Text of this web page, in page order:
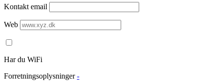
Kontakt email
Web
Har du WiFi
Forretningsoplysninger -